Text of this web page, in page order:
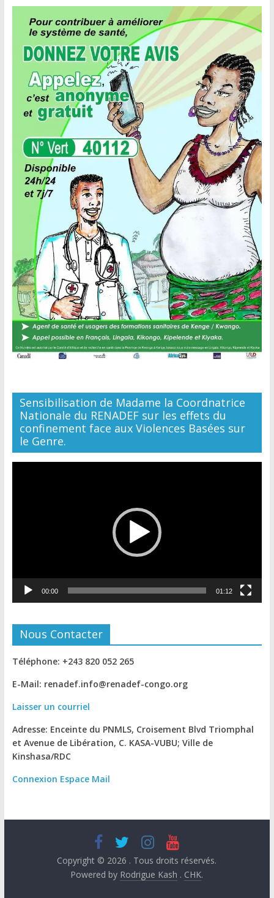
Sensibilisation de Madame la Coordnatrice
Nationale du RENADEF sur les effets du
confinement face aux Violences Basées sur
le Genre.
00:00 01:12
Nous Contacter
Téléphone: +243 820 052 265
E-Mail: renadef.info@renadef-congo.org
Laisser un courriel
Adresse: Enceinte du PNMLS, Croisement Blvd Triomphal
et Avenue de Libération, C. KASA-VUBU; Ville de
Kinshasa/RDC
Connexion Espace Mail
Copyright © 2026 . Tous droits réservés.
Powered by Rodrigue Kash . CHK.